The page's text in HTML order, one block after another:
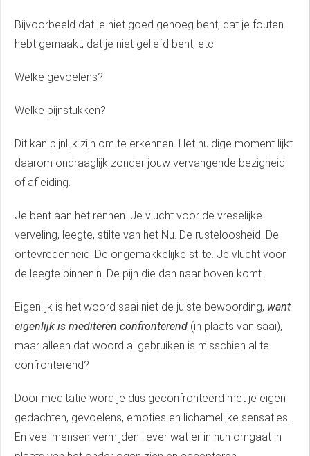
Bijvoorbeeld dat je niet goed genoeg bent, dat je fouten
hebt gemaakt, dat je niet geliefd bent, etc.
Welke gevoelens?
Welke pijnstukken?
Dit kan pijnlijk zijn om te erkennen. Het huidige moment lijkt
daarom ondraaglijk zonder jouw vervangende bezigheid
of afleiding.
Je bent aan het rennen. Je vlucht voor de vreselijke
verveling, leegte, stilte van het Nu. De rusteloosheid. De
ontevredenheid. De ongemakkelijke stilte. Je vlucht voor
de leegte binnenin. De pijn die dan naar boven komt.
Eigenlijk is het woord saai niet de juiste bewoording, want
eigenlijk is mediteren confronterend (in plaats van saai),
maar alleen dat woord al gebruiken is misschien al te
confronterend?
Door meditatie word je dus geconfronteerd met je eigen
gedachten, gevoelens, emoties en lichamelijke sensaties.
En veel mensen vermijden liever wat er in hun omgaat in